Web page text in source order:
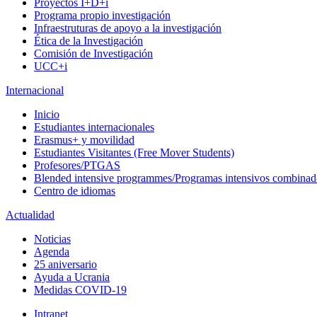
Proyectos I+D+i
Programa propio investigación
Infraestruturas de apoyo a la investigación
Ética de la Investigación
Comisión de Investigación
UCC+i
Internacional
Inicio
Estudiantes internacionales
Erasmus+ y movilidad
Estudiantes Visitantes (Free Mover Students)
Profesores/PTGAS
Blended intensive programmes/Programas intensivos
Centro de idiomas
Actualidad
Noticias
Agenda
25 aniversario
Ayuda a Ucrania
Medidas COVID-19
Intranet